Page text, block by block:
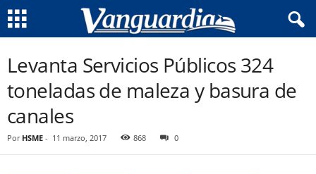
Levanta Servicios Públicos 324
toneladas de maleza y basura de
canales
Por HSME - 11 marzo, 2017 868 0